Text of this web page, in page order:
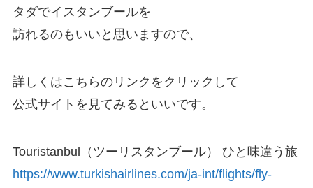
タダでイスタンブールを
訪れるのもいいと思いますので、
詳しくはこちらのリンクをクリックして
公式サイトを見てみるといいです。
Touristanbul（ツーリスタンブール） ひと味違う旅
https://www.turkishairlines.com/ja-int/flights/fly-